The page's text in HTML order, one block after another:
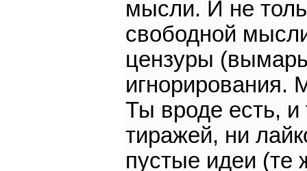
мысли. И не
свободной
цензуры
игнорирования.
Ты вроде есть, и
тиражей, ни
пустые идеи